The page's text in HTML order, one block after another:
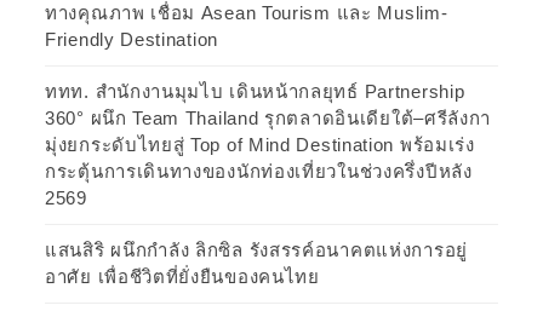
ทางคุณภาพ เชื่อม Asean Tourism และ Muslim-
Friendly Destination
ททท. สำนักงานมุมไบ เดินหน้ากลยุทธ์ Partnership
360° ผนึก Team Thailand รุกตลาดอินเดียใต้–ศรีลังกา
มุ่งยกระดับไทยสู่ Top of Mind Destination พร้อมเร่ง
กระตุ้นการเดินทางของนักท่องเที่ยวในช่วงครึ่งปีหลัง
2569
แสนสิริ ผนึกกำลัง ลิกซิล รังสรรค์อนาคตแห่งการอยู่
อาศัย เพื่อชีวิตที่ยั่งยืนของคนไทย